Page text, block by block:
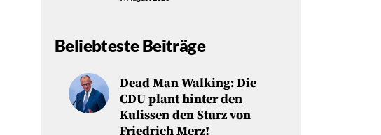
Beliebteste Beiträge
Dead Man Walking: Die
CDU plant hinter den
Kulissen den Sturz von
Friedrich Merz!